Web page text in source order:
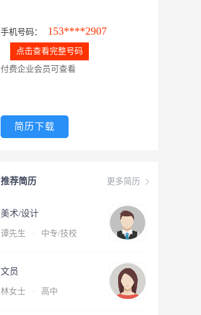
手机号码： 153****2907
点击查看完整号码
付费企业会员可查看
简历下载
更多简历
推荐简历
美术/设计
谭先生 · 中专/技校
文员
林女士 · 高中